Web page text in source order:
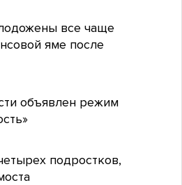
все чаще
яме после
объявлен режим
подростков,